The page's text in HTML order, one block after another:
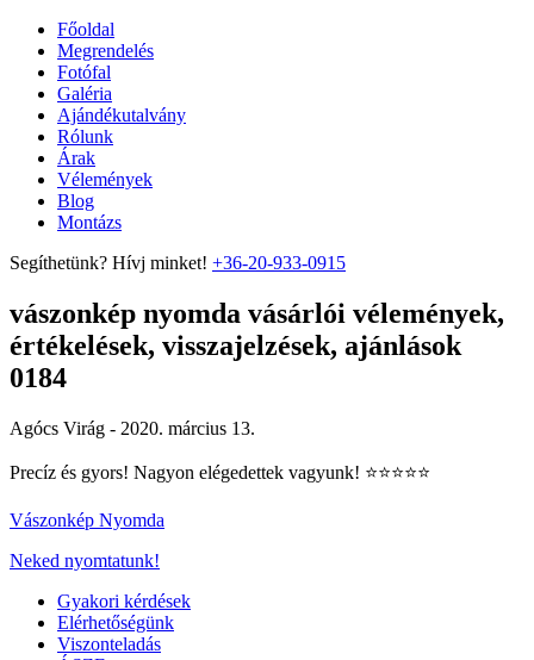
Főoldal
Megrendelés
Fotófal
Galéria
Ajándékutalvány
Rólunk
Árak
Vélemények
Blog
Montázs
Segíthetünk? Hívj minket! +36-20-933-0915
vászonkép nyomda vásárlói vélemények,
értékelések, visszajelzések, ajánlások
0184
Agócs Virág - 2020. március 13.
Precíz és gyors! Nagyon elégedettek vagyunk! ⭐️⭐️⭐️⭐️⭐️
Vászonkép Nyomda
Neked nyomtatunk!
Gyakori kérdések
Elérhetőségünk
Viszonteladás